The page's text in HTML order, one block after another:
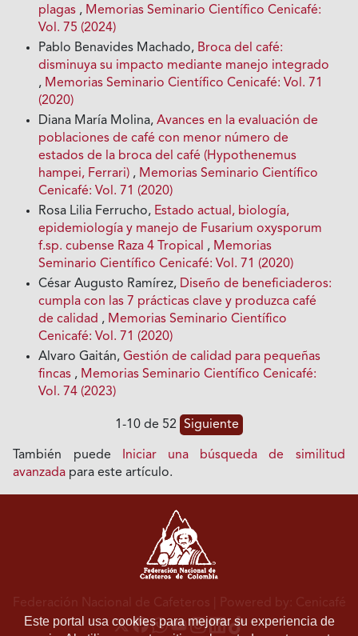
plagas , Memorias Seminario Científico Cenicafé:
Vol. 75 (2024)
Pablo Benavides Machado, Broca del café:
disminuya su impacto mediante manejo integrado
, Memorias Seminario Científico Cenicafé: Vol. 71
(2020)
Diana María Molina,Avances en la evaluación de
poblaciones de café con menor número de
estados de la broca del café (Hypothenemus
hampei, Ferrari) , Memorias Seminario Científico
Cenicafé: Vol. 71 (2020)
Rosa Lilia Ferrucho, Estado actual, biología,
epidemiología y manejo de Fusarium oxysporum
f.sp. cubense Raza 4 Tropical , Memorias
Seminario Científico Cenicafé: Vol. 71 (2020)
César Augusto Ramírez, Diseño de beneficiaderos:
cumpla con las 7 prácticas clave y produzca café
de calidad , Memorias Seminario Científico
Cenicafé: Vol. 71 (2020)
Alvaro Gaitán,Gestión de calidad para pequeñas
fincas , Memorias Seminario Científico Cenicafé:
Vol. 74 (2023)
1-10 de 52 Siguiente
También puede
Iniciar una búsqueda de similitud
avanzada para este artículo.
Este portal usa cookies para mejorar su experiencia de
Federación Nacional de Cafeteros | Powered by: Cenicafé